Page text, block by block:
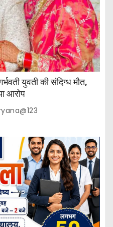
युवती की संदिग्ध मौत,
आरोप